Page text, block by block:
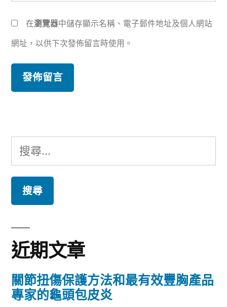
在瀏覽器中儲存顯示名稱、電子郵件地址及個人網站
網址，以供下次發佈留言時使用。
搜
尋
鍵
字:
近期文章
關節扭傷保護方法和最有效豐胸產品
專家的龜頭包皮炎